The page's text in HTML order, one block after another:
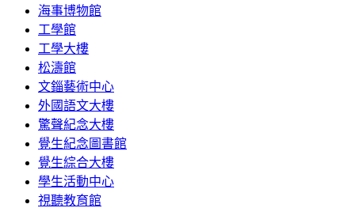
海事博物館
工學館
工學大樓
松濤館
文錙藝術中心
外國語文大樓
驚聲紀念大樓
覺生紀念圖書館
覺生綜合大樓
學生活動中心
視聽教育館